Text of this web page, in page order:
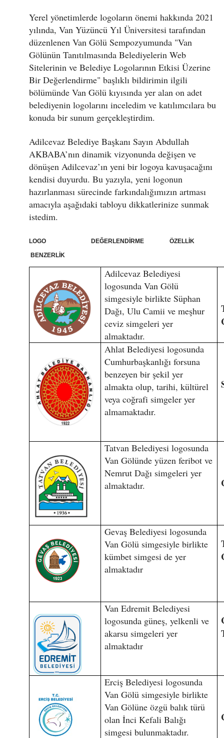
Yerel yönetimlerde logoların önemi hakkında 2021
yılında, Van Yüzüncü Yıl Üniversitesi tarafından
düzenlenen Van Gölü Sempozyumunda "Van
Gölünün Tanıtılmasında Belediyelerin Web
Sitelerinin ve Belediye Logolarının Etkisi Üzerine
Bir Değerlendirme" başlıklı bildirimin ilgili
bölümünde Van Gölü kıyısında yer alan on adet
belediyenin logolarını inceledim ve katılımcılara bu
konuda bir sunum gerçekleştirdim.
Adilcevaz Belediye Başkanı Sayın Abdullah
AKBABA’nın dinamik vizyonunda değişen ve
dönüşen Adilcevaz’ın yeni bir logoya kavuşacağını
kendisi duyurdu. Bu yazıyla, yeni logonun
hazırlanması sürecinde farkındalığımızın artması
amacıyla aşağıdaki tabloyu dikkatlerinize sunmak
istedim.
LOGO DEĞERLENDİRME ÖZELLİK
BENZERLİK
Adilcevaz Belediyesi
logosunda Van Gölü
simgesiyle birlikte Süphan
Dağı, Ulu Camii ve meşhur
ceviz simgeleri yer
almaktadır.
Ahlat Belediyesi logosunda
Cumhurbaşkanlığı forsuna
benzeyen bir şekil yer
almakta olup, tarihi, kültürel
veya coğrafi simgeler yer
almamaktadır.
Tatvan Belediyesi logosunda
Van Gölünde yüzen feribot ve
Nemrut Dağı simgeleri yer
almaktadır.
Gevaş Belediyesi logosunda
Van Gölü simgesiyle birlikte
kümbet simgesi de yer
almaktadır
Van Edremit Belediyesi
logosunda güneş, yelkenli ve
akarsu simgeleri yer
almaktadır
Erciş Belediyesi logosunda
Van Gölü simgesiyle birlikte
Van Gölüne özgü balık türü
olan İnci Kefali Balığı
simgesi bulunmaktadır.